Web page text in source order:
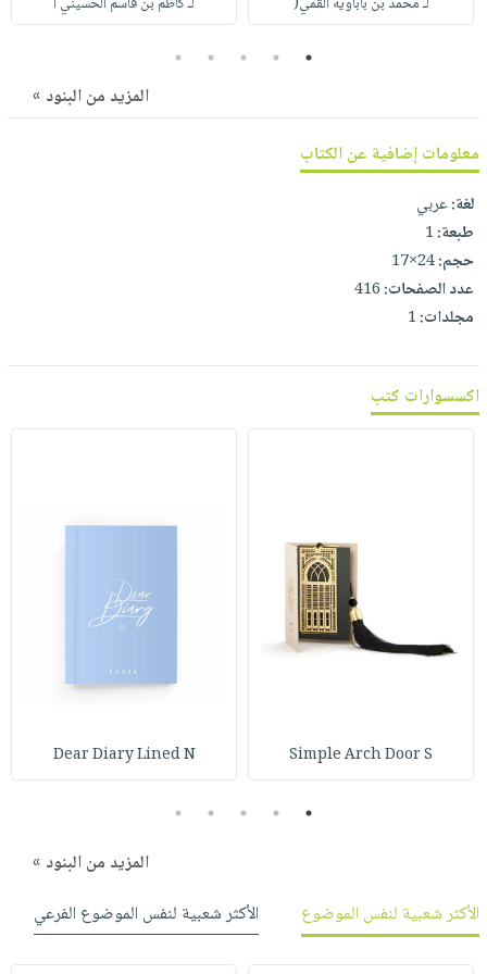
صابون
فيديوهات
طرحها
خدمات
نيل
وفرات
انشر
كتابك
تواصل
معنا
عربة
نشرة
الإصدارات
1
2
3
4
5
المزيد من البنود »
معلومات إضافية عن الكتاب
لغة:عربي
طبعة:1
حجم:24×17
عدد الصفحات:416
مجلدات:1
اكسسوارات كتب
Simple Arch Door S
Dear Diary Lined N
1
2
3
4
5
المزيد من البنود »
الأكثر شعبية لنفس الموضوع
الأكثر شعبية لنفس الموضوع الفرعي